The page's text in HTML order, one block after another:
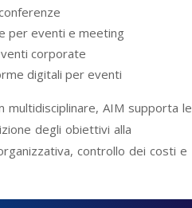
per eventi e meeting
corporate
digitali per eventi
multidisciplinare, AIM supporta le
degli obiettivi alla
controllo dei costi e